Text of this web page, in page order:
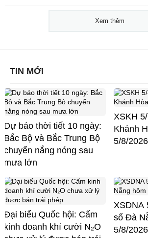
Xem thêm
TIN MỚI
Dự báo thời tiết 10 ngày:
Bắc Bộ và Bắc Trung Bộ
chuyển nắng nóng sau
mưa lớn
XSKH
Khánh
5/8/2026
Đại biểu Quốc hội: Cấm
kinh doanh khí cười N₂O
XSDNA
số Đà
5/8/2026